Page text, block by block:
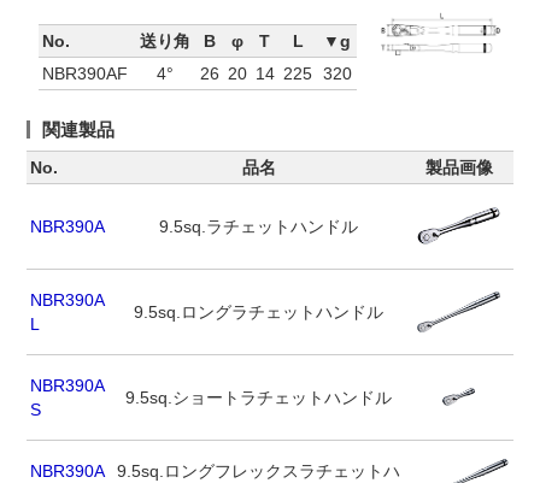
No. 送り角 B φ T L
▼g
NBR390AF
4° 26 20 14 225 320
関連製品
No. 品名 製品画像
NBR390A 9.5sq.ラチェットハンドル
NBR390A
L
9.5sq.ロングラチェットハンドル
NBR390A
S
9.5sq.ショートラチェットハンドル
NBR390A
9.5sq.ロングフレックスラチェットハ